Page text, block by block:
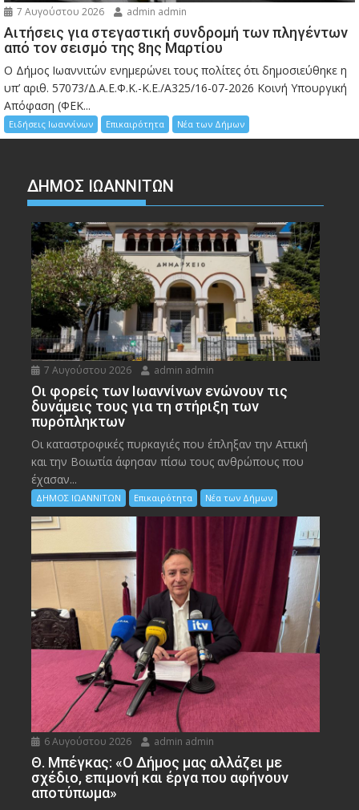
7 Αυγούστου 2026 admin admin
Αιτήσεις για στεγαστική συνδρομή των πληγέντων
από τον σεισμό της 8ης Μαρτίου
Ο Δήμος Ιωαννιτών ενημερώνει τους πολίτες ότι δημοσιεύθηκε η
υπ’ αριθ. 57073/Δ.Α.Ε.Φ.Κ.-Κ.Ε./Α325/16-07-2026 Κοινή Υπουργική
Απόφαση (ΦΕΚ...
Ειδήσεις Ιωαννίνων Επικαιρότητα Νέα των Δήμων
ΔΗΜΟΣ ΙΩΑΝΝΙΤΩΝ
7 Αυγούστου 2026 admin admin
Οι φορείς των Ιωαννίνων ενώνουν τις
δυνάμεις τους για τη στήριξη των
πυρόπληκτων
Οι καταστροφικές πυρκαγιές που έπληξαν την Αττική
και την Bοιωτία άφησαν πίσω τους ανθρώπους που
έχασαν...
ΔΗΜΟΣ ΙΩΑΝΝΙΤΩΝ Επικαιρότητα Νέα των Δήμων
6 Αυγούστου 2026 admin admin
Θ. Μπέγκας: «Ο Δήμος μας αλλάζει με
σχέδιο, επιμονή και έργα που αφήνουν
αποτύπωμα»